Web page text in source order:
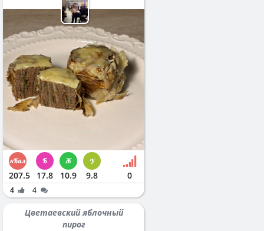
207.5 17.8 10.9 9.8 0
4 4
Цветаевский яблочный
пирог